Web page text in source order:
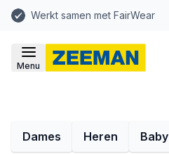
Werkt samen met FairWear
Menu
Dames Heren Baby